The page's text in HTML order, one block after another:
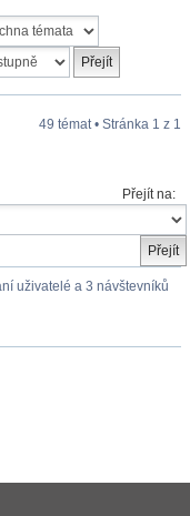
49 témat • Stránka 1 z 1
Přejít na:
uživatelé a 3 návštevníků